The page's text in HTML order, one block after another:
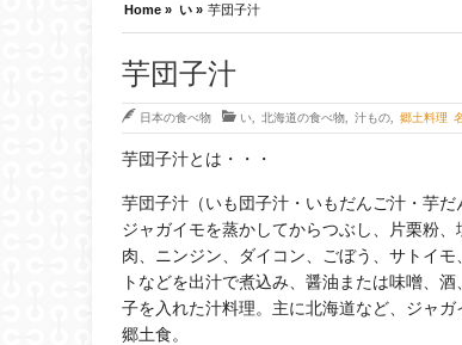
Home » い » 芋団子汁
芋団子汁
日本の食べ物 い 北海道の食べ物 汁もの 郷土料理
芋団子汁とは・・・
芋団子汁（いも団子汁・いもだんご汁・芋
ジャガイモを蒸かしてからつぶし、片栗粉
肉、ニンジン、ダイコン、ごぼう、サトイ
トなどを出汁で煮込み、醤油または味噌、
子を入れた汁料理。主に北海道など、ジャ
郷土食。